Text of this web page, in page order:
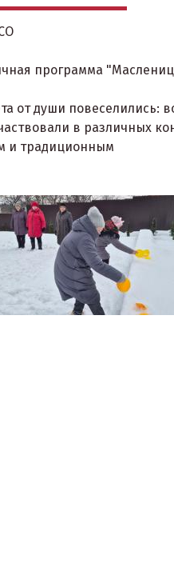
программа
от души повеселились:
в различных
и традиционным